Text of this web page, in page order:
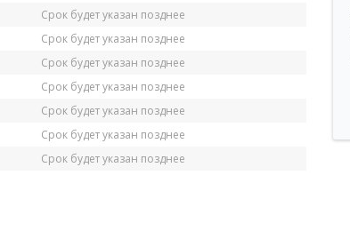
Срок будет указан позднее
Срок будет указан позднее
Срок будет указан позднее
Срок будет указан позднее
Срок будет указан позднее
Срок будет указан позднее
Срок будет указан позднее